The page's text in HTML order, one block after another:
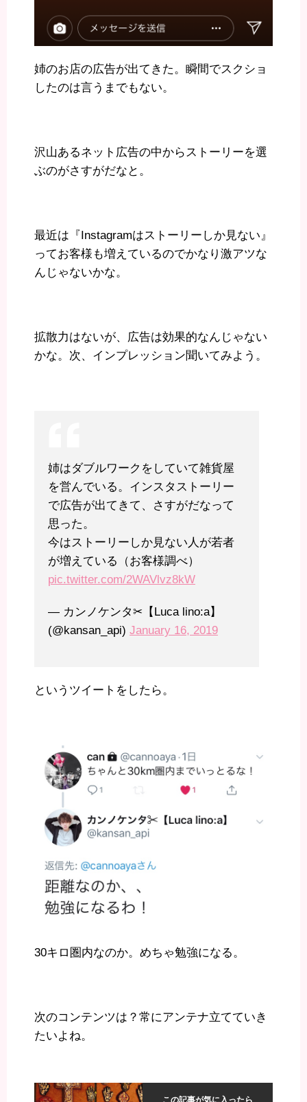
姉のお店の広告が出てきた。瞬間でスクショ
したのは言うまでもない。
沢山あるネット広告の中からストーリーを選
ぶのがさすがだなと。
最近は『Instagramはストーリーしか見ない』
ってお客様も増えているのでかなり激アツな
んじゃないかな。
拡散力はないが、広告は効果的なんじゃない
かな。次、インプレッション聞いてみよう。
姉はダブルワークをしていて雑貨屋
を営んでいる。インスタストーリー
で広告が出てきて、さすがだなって
思った。
今はストーリーしか見ない人が若者
が増えている（お客様調べ）
pic.twitter.com/2WAVlvz8kW
— カンノケンタ✂︎【Luca lino:a】
(@kansan_api) January 16, 2019
というツイートをしたら。
30キロ圏内なのか。めちゃ勉強になる。
次のコンテンツは？常にアンテナ立てていき
たいよね。
この記事が気に入ったら